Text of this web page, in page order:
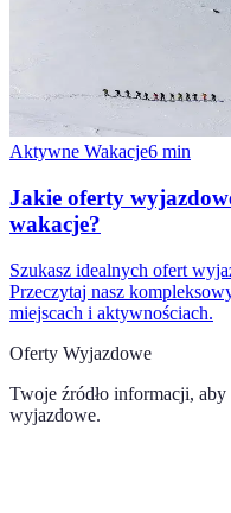
Aktywne Wakacje6 min
Jakie oferty
wakacje?
Szukasz idealnych ofert
Przeczytaj nasz
miejscach i aktywnościach.
Oferty Wyjazdowe
Twoje źródło informacji,
wyjazdowe.